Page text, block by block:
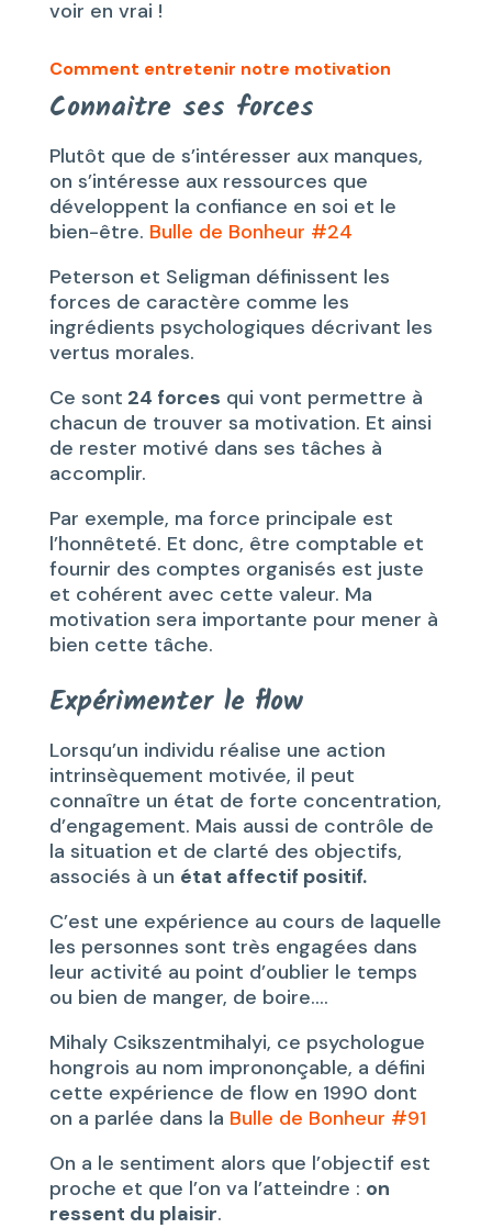
voir en vrai !
Comment entretenir notre motivation
Connaitre ses forces
Plutôt que de s’intéresser aux manques,
on s’intéresse aux ressources que
développent la confiance en soi et le
bien-être. Bulle de Bonheur #24
Peterson et Seligman définissent les
forces de caractère comme les
ingrédients psychologiques décrivant les
vertus morales.
Ce sont 24 forces qui vont permettre à
chacun de trouver sa motivation. Et ainsi
de rester motivé dans ses tâches à
accomplir.
Par exemple, ma force principale est
l’honnêteté. Et donc, être comptable et
fournir des comptes organisés est juste
et cohérent avec cette valeur. Ma
motivation sera importante pour mener à
bien cette tâche.
Expérimenter le flow
Lorsqu’un individu réalise une action
intrinsèquement motivée, il peut
connaître un état de forte concentration,
d’engagement. Mais aussi de contrôle de
la situation et de clarté des objectifs,
associés à un état affectif positif.
C’est une expérience au cours de laquelle
les personnes sont très engagées dans
leur activité au point d’oublier le temps
ou bien de manger, de boire….
Mihaly Csikszentmihalyi, ce psychologue
hongrois au nom imprononçable, a défini
cette expérience de flow en 1990 dont
on a parlée dans la Bulle de Bonheur #91
On a le sentiment alors que l’objectif est
proche et que l’on va l’atteindre : on
ressent du plaisir.